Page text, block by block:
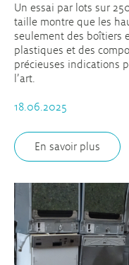
Un essai par lots sur
taille montre que les
seulement des boîtiers
plastiques et des
précieuses indications
l’art.
18.06.2025
En savoir plus